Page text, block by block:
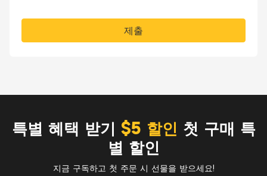
제출
특별 혜택 받기 $5 할인 첫 구매 특
별 할인
지금 구독하고 첫 주문 시 선물을 받으세요!